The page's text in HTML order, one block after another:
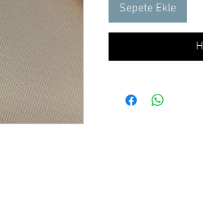
Sepete Ekle